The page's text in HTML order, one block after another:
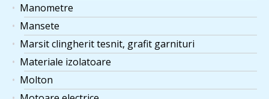
Manometre
Mansete
Marsit clingherit tesnit, grafit garnituri
Materiale izolatoare
Molton